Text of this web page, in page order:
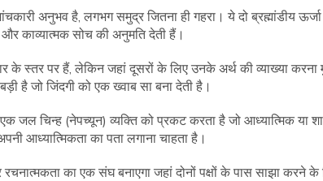
अनुभव है, लगभग समुद्र जितना ही गहरा। ये दो ब्रह्मांडीय ऊर्जा
काव्यात्मक सोच की अनुमति देती हैं।
के स्तर पर हैं, लेकिन जहां दूसरों के लिए उनके अर्थ की व्याख्या करना
है जो जिंदगी को एक ख्वाब सा बना देती है।
चिन्ह (नेपच्यून) व्यक्ति को प्रकट करता है जो आध्यात्मिक या
आध्यात्मिकता का पता लगाना चाहता है।
का एक संघ बनाएगा जहां दोनों पक्षों के पास साझा करने